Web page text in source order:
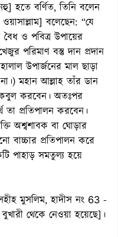
হতে বর্ণিত, তিনি বলেন
বলেছেন: “যে
বৈধ ও পবিত্র উপায়ের
পরিমাণ বস্তু দান প্রদান
উপার্জনের মাল ছাড়া
মহান আল্লাহ তাঁর ডান
কবুল করবেন। অতঃপর
তা প্রতিপালন করবেন।
অশ্বশাবক বা ঘোড়ার
বাচ্চার প্রতিপালন করে
পাহাড় সমতুল্য হয়ে
মুসলিম, হাদীস নং 63 -
থেকে নেওয়া হয়েছে]।